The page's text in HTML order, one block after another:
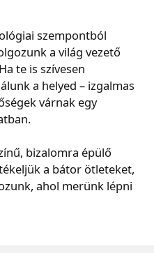
szempontból
a világ vezető
te is szívesen
a helyed – izgalmas
várnak egy
bizalomra épülő
a bátor ötleteket,
ahol merünk lépni